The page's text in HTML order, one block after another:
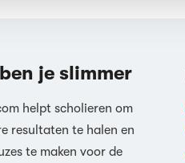
je slimmer
helpt scholieren om
resultaten te halen en
te maken voor de